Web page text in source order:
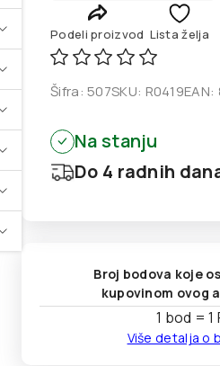
Podeli proizvod Lista želja
Šifra:507SKU: R0419EAN:
Na stanju
Do 4 radnih
Broj bodova koje
kupovinom ovog
1 bod = 1
Više detalja o